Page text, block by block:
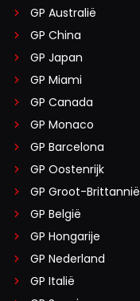
GP Australië
GP China
GP Japan
GP Miami
GP Canada
GP Monaco
GP Barcelona
GP Oostenrijk
GP Groot-Brittannië
GP België
GP Hongarije
GP Nederland
GP Italië